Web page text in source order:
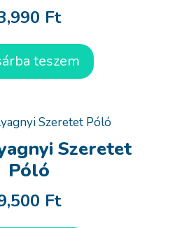
Ft
teszem
Szeretet
Póló
Ft